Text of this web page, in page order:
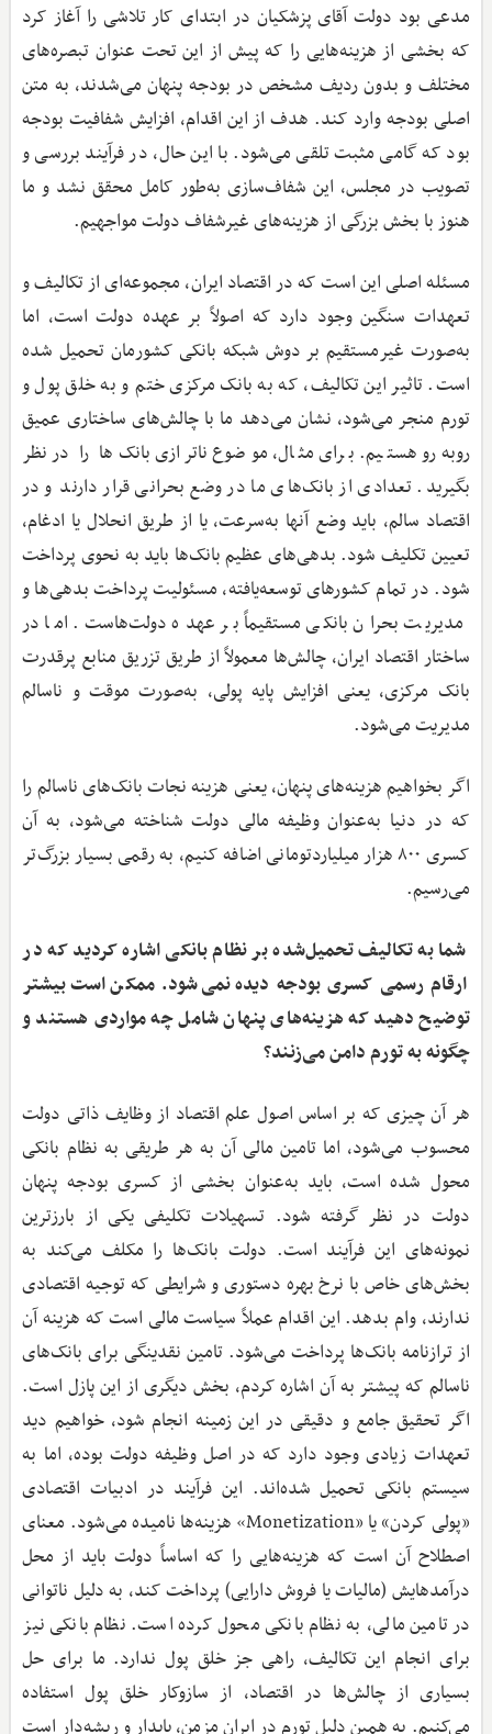
مدعی بود دولت آقای پزشکیان در ابتدای کار تلاشی را آغاز کرد
که بخشی از هزینه‌هایی را که پیش از این تحت عنوان تبصره‌های
مختلف و بدون ردیف مشخص در بودجه پنهان می‌شدند، به متن
اصلی بودجه وارد کند. هدف از این اقدام، افزایش شفافیت بودجه
بود که گامی مثبت تلقی می‌شود. با این حال، در فرآیند بررسی و
تصویب در مجلس، این شفاف‌سازی به‌طور کامل محقق نشد و ما
هنوز با بخش بزرگی از هزینه‌های غیرشفاف دولت مواجهیم.
مسئله اصلی این است که در اقتصاد ایران، مجموعه‌ای از تکالیف و
تعهدات سنگین وجود دارد که اصولاً بر عهده دولت است، اما
به‌صورت غیرمستقیم بر دوش شبکه بانکی کشورمان تحمیل شده
است. تاثیر این تکالیف، که به بانک مرکزی ختم و به خلق پول و
تورم منجر می‌شود، نشان می‌دهد ما با چالش‌های ساختاری عمیق
روبه‌رو هستیم. برای مثال، موضوع ناترازی بانک‌ها را در نظر
بگیرید. تعدادی از بانک‌های ما در وضع بحرانی قرار دارند و در
اقتصاد سالم، باید وضع آنها به‌سرعت، یا از طریق انحلال یا ادغام،
تعیین تکلیف شود. بدهی‌های عظیم بانک‌ها باید به نحوی پرداخت
شود. در تمام کشورهای توسعه‌یافته، مسئولیت پرداخت بدهی‌ها و
مدیریت بحران بانکی مستقیماً بر عهده دولت‌هاست. اما در
ساختار اقتصاد ایران، چالش‌ها معمولاً از طریق تزریق منابع پرقدرت
بانک مرکزی، یعنی افزایش پایه پولی، به‌صورت موقت و ناسالم
مدیریت می‌شود.
اگر بخواهیم هزینه‌های پنهان، یعنی هزینه نجات بانک‌های ناسالم را
که در دنیا به‌عنوان وظیفه مالی دولت شناخته می‌شود، به آن
کسری ۸۰۰ هزار میلیاردتومانی اضافه کنیم، به رقمی بسیار بزرگ‌تر
می‌رسیم.
شما به تکالیف تحمیل‌شده بر نظام بانکی اشاره کردید که در
ارقام رسمی کسری بودجه دیده نمی‌شود. ممکن است بیشتر
توضیح دهید که هزینه‌های پنهان شامل چه مواردی‌ هستند و
چگونه به تورم دامن می‌زنند؟
هر آن چیزی که بر اساس اصول علم اقتصاد از وظایف ذاتی دولت
محسوب می‌شود، اما تامین مالی آن به هر طریقی به نظام بانکی
محول شده است، باید به‌عنوان بخشی از کسری بودجه پنهان
دولت در نظر گرفته شود. تسهیلات تکلیفی یکی از بارزترین
نمونه‌های این فرآیند است. دولت بانک‌ها را مکلف می‌کند به
بخش‌های خاص با نرخ بهره دستوری و شرایطی که توجیه اقتصادی
ندارند، وام بدهد. این اقدام عملاً سیاست مالی است که هزینه آن
از ترازنامه بانک‌ها پرداخت می‌شود. تامین نقدینگی برای بانک‌های
ناسالم که پیشتر به آن اشاره کردم، بخش دیگری از این پازل است.
اگر تحقیق جامع و دقیقی در این زمینه انجام شود، خواهیم دید
تعهدات زیادی وجود دارد که در اصل وظیفه دولت بوده، اما به
سیستم بانکی تحمیل شده‌اند. این فرآیند در ادبیات اقتصادی
«پولی کردن» یا «Monetization» هزینه‌ها نامیده می‌شود. معنای
اصطلاح آن است که هزینه‌هایی را که اساساً دولت باید از محل
درآمدهایش (مالیات یا فروش دارایی) پرداخت کند، به دلیل ناتوانی
در تامین مالی، به نظام بانکی محول کرده است. نظام بانکی نیز
برای انجام این تکالیف، راهی جز خلق پول ندارد. ما برای حل
بسیاری از چالش‌ها در اقتصاد، از سازوکار خلق پول استفاده
می‌کنیم. به همین دلیل تورم در ایران مزمن، پایدار و ریشه‌دار است